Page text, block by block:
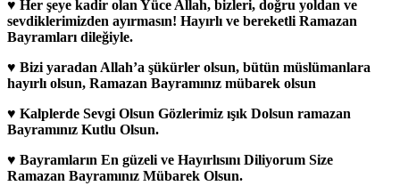
♥ Her şeye kadir olan Yüce Allah, bizleri, doğru yoldan ve
sevdiklerimizden ayırmasın! Hayırlı ve bereketli Ramazan
Bayramları dileğiyle.
♥ Bizi yaradan Allah’a şükürler olsun, bütün müslümanlara
hayırlı olsun, Ramazan Bayramınız mübarek olsun
♥ Kalplerde Sevgi Olsun Gözlerimiz ışık Dolsun ramazan
Bayramınız Kutlu Olsun.
♥ Bayramların En güzeli ve Hayırlısını Diliyorum Size
Ramazan Bayramınız Mübarek Olsun.